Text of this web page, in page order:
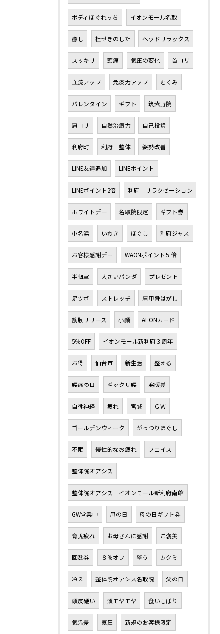
ボディほぐれっち イオンモール名取
癒し 杜せきのした ヘッドリラックス
スッキリ 頭痛 気圧の変化 首コリ
血流アップ 免疫力アップ むくみ
バレンタイン ギフト 筑紫野院
肩コリ 自然治癒力 自己投資
利府町 利府 整体 姿勢改善
LINE友達追加 LINEポイント
LINEポイント2倍 利府 リラクゼーション
ホワイトデー 名取院限定 ギフト券
小名浜 いわき ほぐし 利府ジャス
お客様感謝デー WAONポイント５倍
半個室 大きいパンダ プレゼント
足ツボ ストレッチ 肩甲骨はがし
筋膜リリース 小顔 AEONカード
5％OFF イオンモール新利府３周年
お得 仙台市 新生活 整える
腰痛の日 ギックリ腰 寒暖差
自律神経 疲れ 宮城 ＧＷ
ゴールデンウィーク がっつりほぐし
不眠 慢性的なお疲れ フェイス
整体院オアシス
整体院オアシス イオンモール新利府南館
GW営業中 母の日 母の日ギフト券
育児疲れ お母さんに感謝 ご褒美
回数券 ８％オフ 整う ムクミ
冷え 整体院オアシス名取院 父の日
頭皮硬い 頭モヤモヤ 食いしばり
気温差 気圧 新規のお客様限定